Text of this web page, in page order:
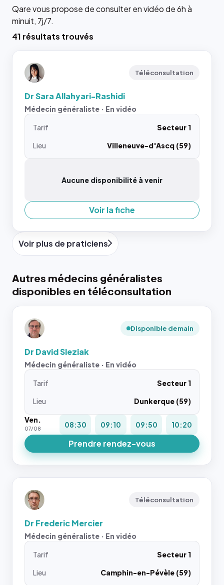
Qare vous propose de consulter en vidéo de 6h à
minuit, 7j/7.
41 résultats trouvés
Téléconsultation
Dr Sara Allahyari-Rashidi
Médecin généraliste · En vidéo
Tarif
Secteur 1
Lieu
Villeneuve-d'Ascq (59)
Aucune disponibilité à venir
Voir la fiche
Voir plus de praticiens
Autres médecins généralistes
disponibles en téléconsultation
Disponible demain
Dr David Sleziak
Médecin généraliste · En vidéo
Tarif
Secteur 1
Lieu
Dunkerque (59)
Ven.
07/08 08:30 09:10 09:50 10:20
Prendre rendez-vous
Téléconsultation
Dr Frederic Mercier
Médecin généraliste · En vidéo
Tarif
Secteur 1
Lieu
Camphin-en-Pévèle (59)